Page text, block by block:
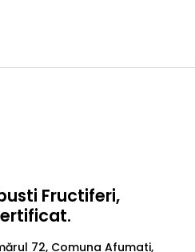
Fructiferi,
72, Comuna Afumati,